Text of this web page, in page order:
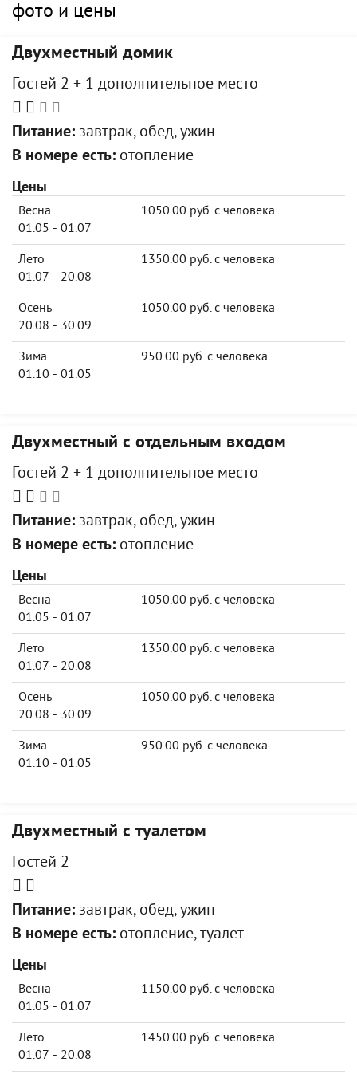
фото и цены
Двухместный домик
Гостей 2 + 1 дополнительное место
Питание: завтрак, обед, ужин
В номере есть: отопление
Цены
Весна
01.05 - 01.07
1050.00 руб. с человека
Лето
01.07 - 20.08
1350.00 руб. с человека
Осень
20.08 - 30.09
1050.00 руб. с человека
Зима
01.10 - 01.05
950.00 руб. с человека
Двухместный с отдельным входом
Гостей 2 + 1 дополнительное место
Питание: завтрак, обед, ужин
В номере есть: отопление
Цены
Весна
01.05 - 01.07
1050.00 руб. с человека
Лето
01.07 - 20.08
1350.00 руб. с человека
Осень
20.08 - 30.09
1050.00 руб. с человека
Зима
01.10 - 01.05
950.00 руб. с человека
Двухместный с туалетом
Гостей 2
Питание: завтрак, обед, ужин
В номере есть: отопление, туалет
Цены
Весна
01.05 - 01.07
1150.00 руб. с человека
Лето
01.07 - 20.08
1450.00 руб. с человека